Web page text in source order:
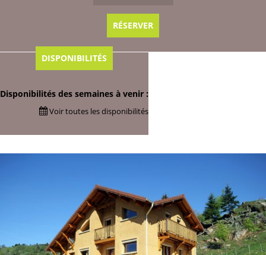
RÉSERVER
DISPONIBILITÉS
Disponibilités des semaines à venir :
Voir toutes les disponibilités